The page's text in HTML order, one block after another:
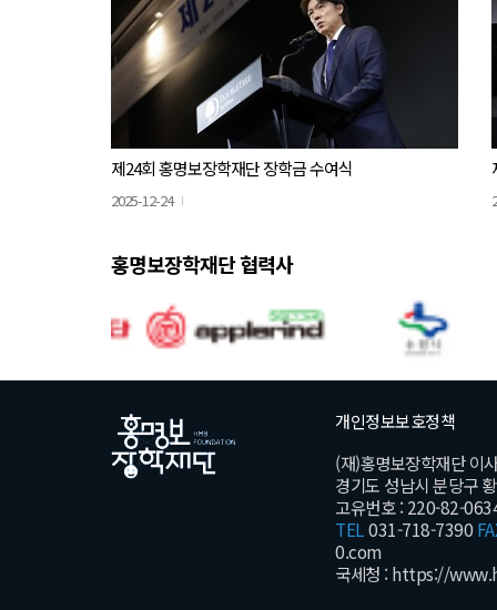
제24회 홍명보장학재단 장학금 수여식
2025-12-24
홍명보장학재단 협력사
개인정보보호정책
(재)홍명보장학재단 이
경기도 성남시 분당구
고유번호 : 220-82-
TEL031-718-7390
0.com
국세청 : https://